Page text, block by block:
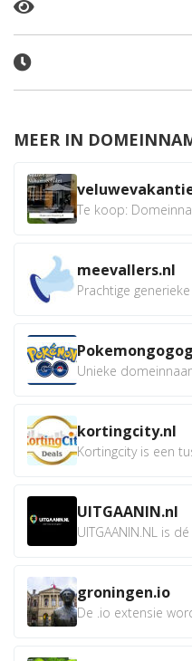
MEER IN
meevallers.nl
kortingcity.nl
UITGAANIN.nl
groningen.io